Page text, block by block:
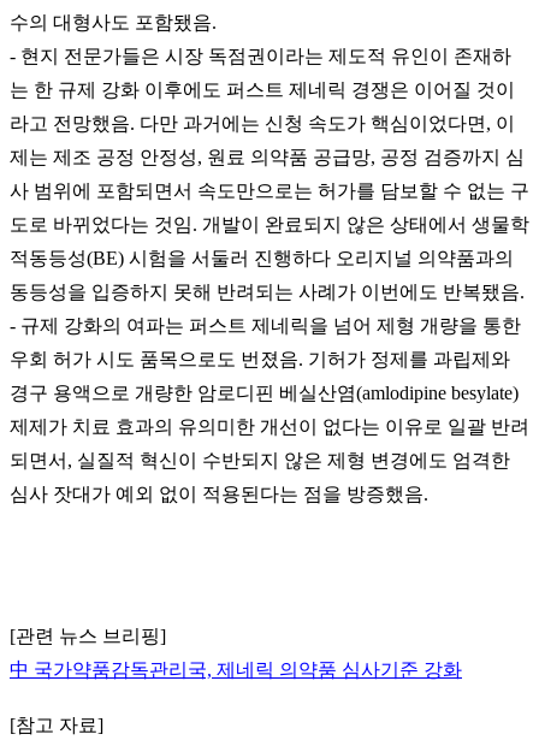
수의 대형사도 포함됐음.
- 현지 전문가들은 시장 독점권이라는 제도적 유인이 존재하
는 한 규제 강화 이후에도 퍼스트 제네릭 경쟁은 이어질 것이
라고 전망했음. 다만 과거에는 신청 속도가 핵심이었다면, 이
제는 제조 공정 안정성, 원료 의약품 공급망, 공정 검증까지 심
사 범위에 포함되면서 속도만으로는 허가를 담보할 수 없는 구
도로 바뀌었다는 것임. 개발이 완료되지 않은 상태에서 생물학
적동등성(BE) 시험을 서둘러 진행하다 오리지널 의약품과의
동등성을 입증하지 못해 반려되는 사례가 이번에도 반복됐음.
- 규제 강화의 여파는 퍼스트 제네릭을 넘어 제형 개량을 통한
우회 허가 시도 품목으로도 번졌음. 기허가 정제를 과립제와
경구 용액으로 개량한 암로디핀 베실산염(amlodipine besylate)
제제가 치료 효과의 유의미한 개선이 없다는 이유로 일괄 반려
되면서, 실질적 혁신이 수반되지 않은 제형 변경에도 엄격한
심사 잣대가 예외 없이 적용된다는 점을 방증했음.
[관련 뉴스 브리핑]
中 국가약품감독관리국, 제네릭 의약품 심사기준 강화
[참고 자료]